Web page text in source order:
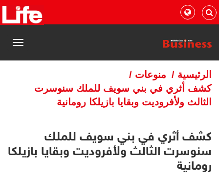
القائمة
الرئيسية / منوعات /
كشف أثري في بني سويف للملك سنوسرت
الثالث ولأفروديت وبقايا بازيلكا رومانية
كشف أثري في بني سويف للملك
سنوسرت الثالث ولأفروديت وبقايا بازيلكا
رومانية